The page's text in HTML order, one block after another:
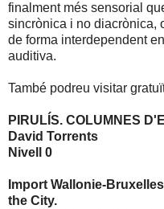
finalment més sensorial
sincrònica i no diacrònica,
de forma interdependent
auditiva.
També podreu visitar
PIRULÍS. COLUMNES
David Torrents
Nivell 0
Import Wallonie-
the City.